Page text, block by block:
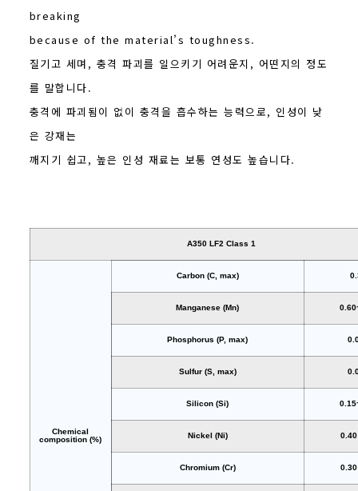
breaking
because of the material’s toughness.
질기고 세며, 충격 파괴를 일으키기 어려운지, 어떤지의 정도
를 말합니다.
충격에 파괴됨이 없이 충격을 흡수하는 능력으로, 인성이 낮
은 강재는
깨지기 쉽고, 높은 인성 재료는 보통 연성도 높습니다.
A350 LF2 Class 1
Chemical
composition (%)
Carbon (C, max)
Manganese (Mn)
Phosphorus (P, max)
Sulfur (S, max)
Silicon (Si)
Nickel (Ni)
Chromium (Cr)